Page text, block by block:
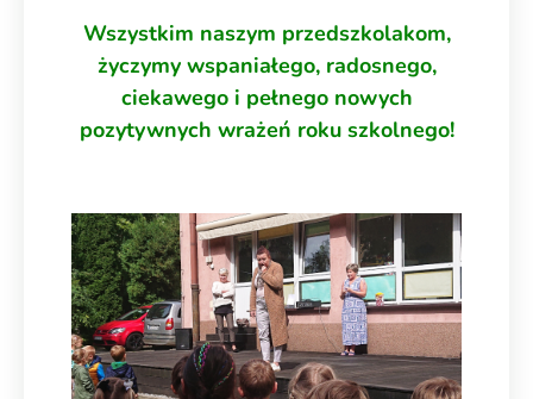
Wszystkim naszym przedszkolakom,
życzymy wspaniałego, radosnego,
ciekawego i pełnego nowych
pozytywnych wrażeń roku szkolnego!